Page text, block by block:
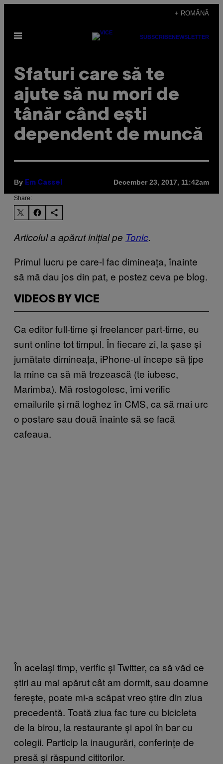
content
+ ROMÂNĂ
Open
SUBSCRIBENEWSLETTER
Sfaturi care să te
ajute să nu mori de
tânăr când ești
dependent de muncă
By Em Cassel December 23, 2017, 11:42am
Share:
Articolul a apărut inițial pe Tonic.
Primul lucru pe care-l fac dimineața, înainte
să mă dau jos din pat, e postez ceva pe blog.
VIDEOS BY VICE
Ca editor full-time și freelancer part-time, eu
sunt online tot timpul. În fiecare zi, la șase și
jumătate dimineața, iPhone-ul începe să țipe
la mine ca să mă trezească (te iubesc,
Marimba). Mă rostogolesc, îmi verific
emailurile și mă loghez în CMS, ca să mai urc
o postare sau două înainte să se facă
cafeaua.
În același timp, verific și Twitter, ca să văd ce
știri au mai apărut cât am dormit, sau doamne
ferește, poate mi-a scăpat vreo știre din ziua
precedentă. Toată ziua fac ture cu bicicleta
de la birou, la restaurante și apoi în bar cu
colegii. Particip la inaugurări, conferințe de
presă și răspund cititorilor.